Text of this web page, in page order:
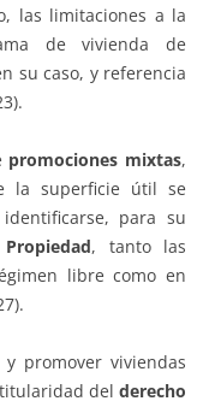
las limitaciones a la
de vivienda de
su caso, y referencia
promociones mixtas,
la superficie útil se
para su
, tanto las
libre como en
promover viviendas
del derecho